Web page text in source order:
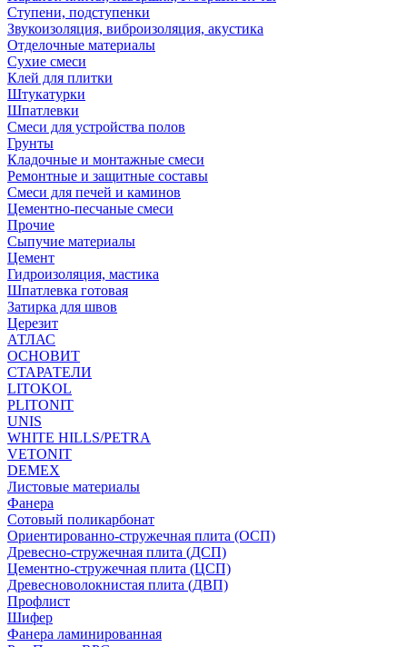
Ступени, подступенки
Звукоизоляция, виброизоляция, акустика
Отделочные материалы
Сухие смеси
Клей для плитки
Штукатурки
Шпатлевки
Смеси для устройства полов
Грунты
Кладочные и монтажные смеси
Ремонтные и защитные составы
Смеси для печей и каминов
Цементно-песчаные смеси
Прочие
Сыпучие материалы
Цемент
Гидроизоляция, мастика
Шпатлевка готовая
Затирка для швов
Церезит
АТЛАС
ОСНОВИТ
СТАРАТЕЛИ
LITOKOL
PLITONIT
UNIS
WHITE HILLS/PETRA
VETONIT
DEMEX
Листовые материалы
Фанера
Сотовый поликарбонат
Ориентированно-стружечная плита (ОСП)
Древесно-стружечная плита (ДСП)
Цементно-стружечная плита (ЦСП)
Древесноволокнистая плита (ДВП)
Профлист
Шифер
Фанера ламинированная